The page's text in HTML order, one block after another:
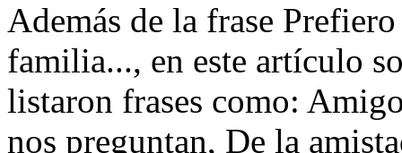
Además de la frase
familia..., en este artículo
listaron frases como:
nos preguntan, De la